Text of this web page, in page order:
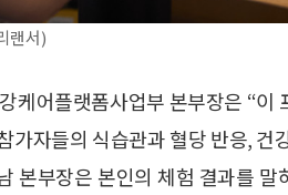
랜서)
케어플랫폼사업부 본부장은 “이
가자들의 식습관과 혈당 반응, 건
본부장은 본인의 체험 결과를 말